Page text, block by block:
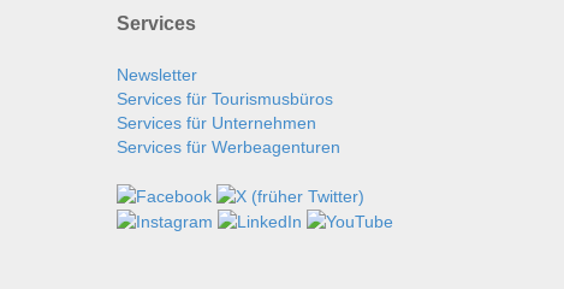
Services
Newsletter
Services für Tourismusbüros
Services für Unternehmen
Services für Werbeagenturen